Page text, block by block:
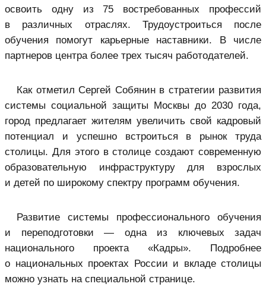
освоить одну из 75 востребованных профессий
в различных отраслях. Трудоустроиться после
обучения помогут карьерные наставники. В числе
партнеров центра более трех тысяч работодателей.
Как отметил Сергей Собянин в стратегии развития
системы социальной защиты Москвы до 2030 года,
город предлагает жителям увеличить свой кадровый
потенциал и успешно встроиться в рынок труда
столицы. Для этого в столице создают современную
образовательную инфраструктуру для взрослых
и детей по широкому спектру программ обучения.
Развитие системы профессионального обучения
и переподготовки — одна из ключевых задач
национального проекта «Кадры». Подробнее
о национальных проектах России и вкладе столицы
можно узнать на специальной странице.